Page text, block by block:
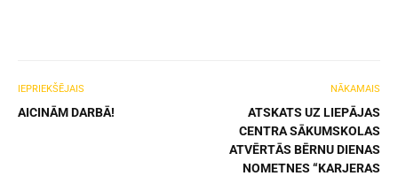
IEPRIEKŠĒJAIS
AICINĀM DARBĀ!
NĀKAMAIS
ATSKATS UZ LIEPĀJAS
CENTRA SĀKUMSKOLAS
ATVĒRTĀS BĒRNU DIENAS
NOMETNES “KARJERAS